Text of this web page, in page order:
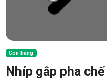
Còn hàng
Nhíp gắp pha